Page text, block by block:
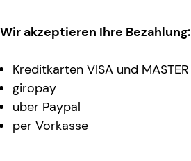
Wir akzeptieren Ihre Bezahlung:
Kreditkarten VISA und MASTER
giropay
über Paypal
per Vorkasse